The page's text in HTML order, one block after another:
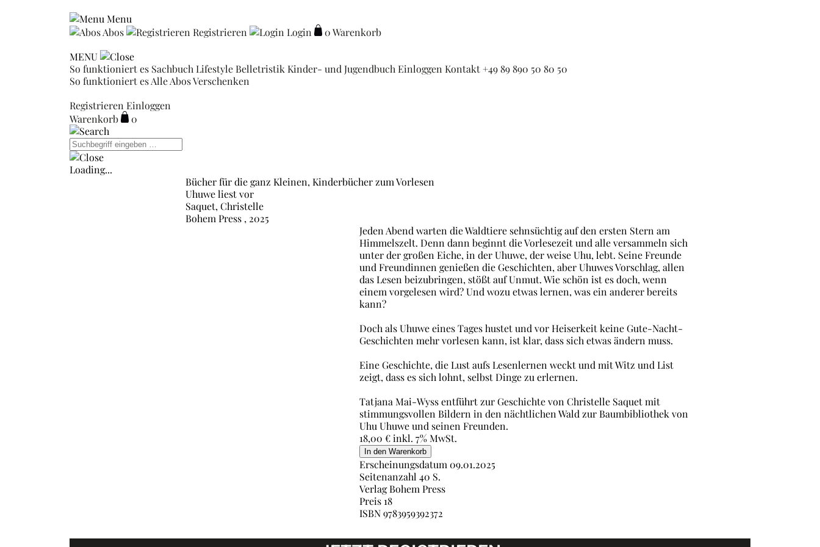
Menu
Abos
Registrieren Login 0Warenkorb
MENU
So funktioniert es Sachbuch LifestyleBelletristik Kinder- und Jugendbuch Einloggen Kontakt+49 89 890 50 80 50
So funktioniert esAlle AbosVerschenken
Registrieren Einloggen
Warenkorb
0
Loading...
Bücher für die ganz Kleinen, Kinderbücher zum Vorlesen
Uhuwe liest vor
Saquet, Christelle
Bohem Press , 2025
Jeden Abend warten die Waldtiere sehnsüchtig auf den ersten Stern am
Himmelszelt. Denn dann beginnt die Vorlesezeit und alle versammeln sich
unter der großen Eiche, in der Uhuwe, der weise Uhu, lebt. Seine Freunde
und Freundinnen genießen dieGeschichten, aber Uhuwes Vorschlag, allen
das Lesen beizubringen, stößt auf Unmut. Wie schön ist es doch, wenn
einem vorgelesen wird? Und wozu etwas lernen, was ein anderer bereits
kann?
Doch als Uhuwe eines Tages hustet und vor Heiserkeit keine Gute-Nacht-
Geschichten mehr vorlesen kann, ist klar, dass sich etwas ändern muss.
Eine Geschichte, die Lust aufs Lesenlernen weckt und mit Witz und List
zeigt, dass es sich lohnt, selbst Dinge zu erlernen.
Tatjana Mai-Wyss entführt zur Geschichte von Christelle Saquet mit
stimmungsvollen Bildern in den nächtlichen Wald zur Baumbibliothek von
Uhu Uhuwe und seinen Freunden.
18,00 €inkl. 7% MwSt.
In den Warenkorb
Erscheinungsdatum 09.01.2025
Seitenanzahl 40 S.
VerlagBohem Press
Preis 18
ISBN9783959392372